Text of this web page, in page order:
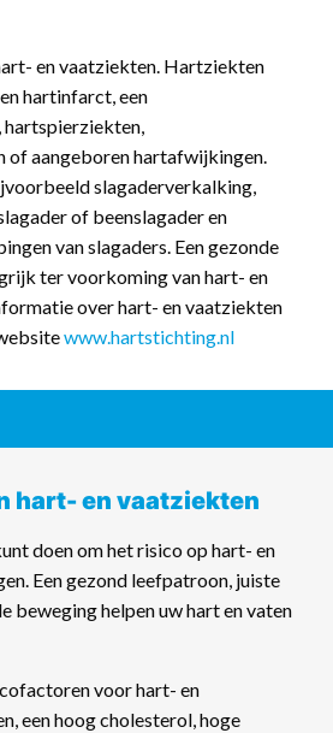
en vaatziekten. Hartziekten
hartinfarct, een
hartspierziekten,
of aangeboren hartafwijkingen.
slagaderverkalking,
of beenslagader en
van slagaders. Een gezonde
ter voorkoming van hart- en
over hart- en vaatziekten
www.hartstichting.nl
hart- en vaatziekten
doen om het risico op hart- en
Een gezond leefpatroon, juiste
beweging helpen uw hart en vaten
voor hart- en
een hoog cholesterol, hoge